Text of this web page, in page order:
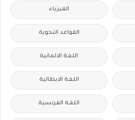
الفيزياء
القواعد النحوية
اللغة الالمانية
اللغة الايطالية
اللغة الفرنسية